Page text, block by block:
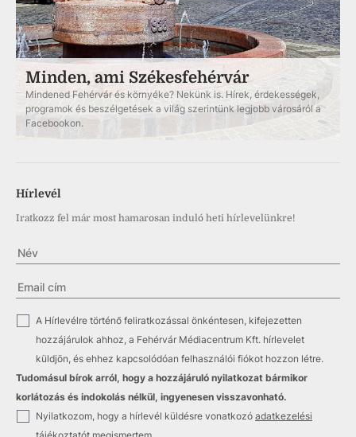
Minden, ami Székesfehérvár
Mindened Fehérvár és környéke? Nekünk is. Hírek, érdekességek,
programok és beszélgetések a világ szerintünk legjobb városáról a
Facebookon.
Hírlevél
Iratkozz fel már most hamarosan induló heti hírlevelünkre!
✓
A Hírlevélre történő feliratkozással önkéntesen, kifejezetten
hozzájárulok ahhoz, a Fehérvár Médiacentrum Kft. hírlevelet
küldjön, és ehhez kapcsolódóan felhasználói fiókot hozzon létre.
Tudomásul bírok arról, hogy a hozzájáruló nyilatkozat bármikor
korlátozás és indokolás nélkül, ingyenesen visszavonható.
✓ Nyilatkozom, hogy a hírlevél küldésre vonatkozó adatkezelési